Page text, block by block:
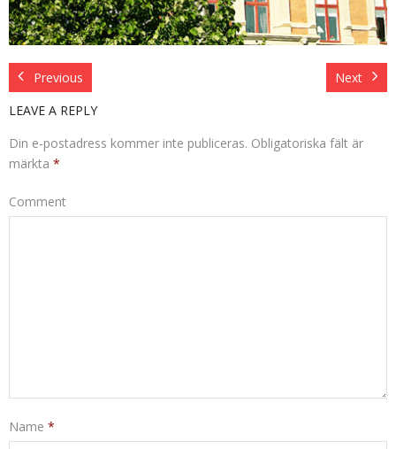
KRISSAMTAL
STÖDJANDE SAMTAL
STRESSHANTERING
UNGDOMSTERAPI
PERSONALSTÖD / KORTTIDSCOUNSELING
Previous
Next
LEAVE A REPLY
Din e-postadress kommer inte publiceras. Obligatoriska fält är
märkta *
Comment
Name *